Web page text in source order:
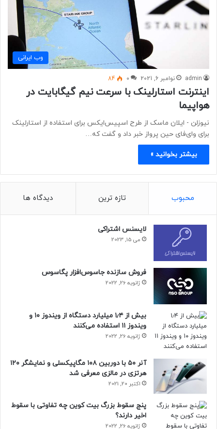
وب ايرانی
admin نوامبر 6, 2021 0
84
اینترنت استارلینک با سرعت نیم گیگابایت در
هواپیما
نیوزلن - ​​​​​​​ایلان ماسک از طرح اسپیس‌ایکس برای استفاده از استارلینک
برای وای‌فای حین پرواز خبر داد و گفت که…
بیشتر بخوانید »
محبوب تازه ترین دیدگاه ها
لایسنس اشتراکی
می 15, 2023
فروش سازنده جاسوس‌افزار پگاسوس
ژانویه 26, 2022
بیش از ۱٫۴ میلیارد دستگاه از ویندوز ۱۰ و
ویندوز ۱۱ استفاده می‌کنند
ژانویه 26, 2022
آنر ۵۰ با دوربین ۱۰۸ مگاپیکسلی و نمایشگر ۱۲۰
هرتزی در مالزی معرفی شد
اکتبر 20, 2021
پنج سقوط بزرگ بیت کوین چه تفاوتی با سقوط
اخیر دارند؟
ژانویه 26, 2022